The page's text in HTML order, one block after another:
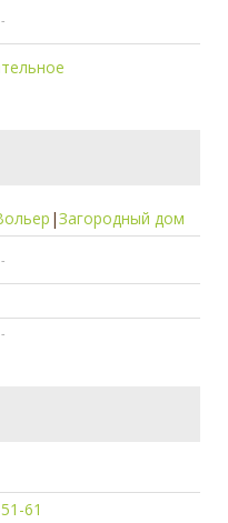
|Загородный дом
61